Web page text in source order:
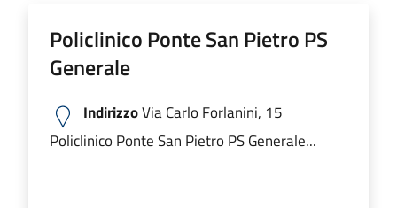
Policlinico Ponte San Pietro PS
Generale
IndirizzoVia Carlo Forlanini, 15
Policlinico Ponte San Pietro PS Generale...